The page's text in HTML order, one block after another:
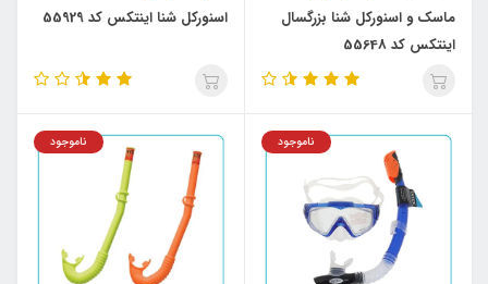
ماسک و اسنورکل شنا بزرگسال
اینتکس کد 55648
اسنورکل شنا اینتکس کد 55929
ناموجود ناموجود